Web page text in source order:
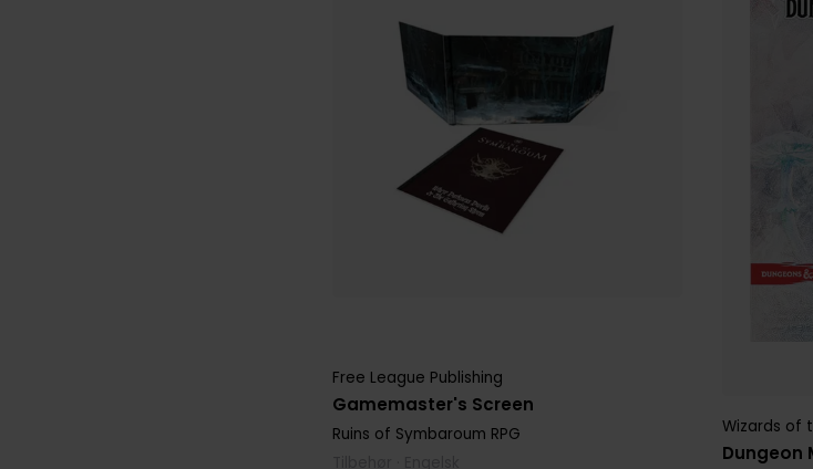
Gamemaster's Screen
Free League Publishing
Ruins of Symbaroum RPG
Dungeon
Wizards of